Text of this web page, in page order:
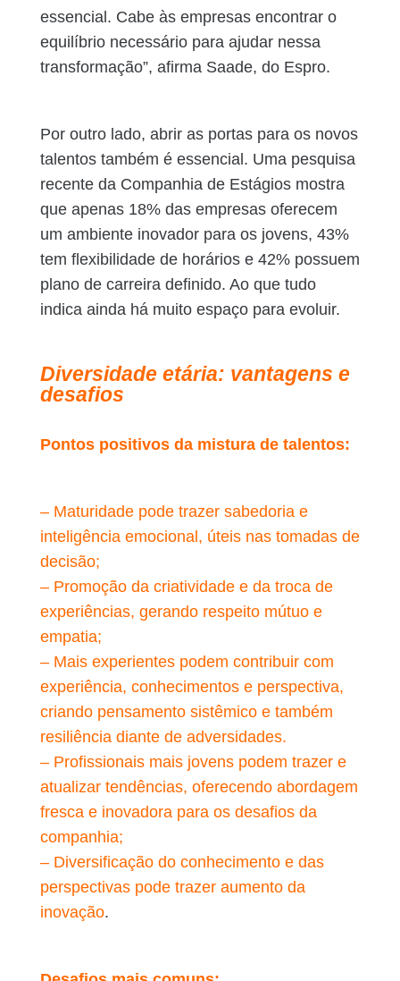
essencial. Cabe às empresas encontrar o
equilíbrio necessário para ajudar nessa
transformação”, afirma Saade, do Espro.
Por outro lado, abrir as portas para os novos
talentos também é essencial. Uma pesquisa
recente da Companhia de Estágios mostra
que apenas 18% das empresas oferecem
um ambiente inovador para os jovens, 43%
tem flexibilidade de horários e 42% possuem
plano de carreira definido. Ao que tudo
indica ainda há muito espaço para evoluir.
Diversidade etária: vantagens e
desafios
Pontos positivos da mistura de talentos:
– Maturidade pode trazer sabedoria e
inteligência emocional, úteis nas tomadas de
decisão;
– Promoção da criatividade e da troca de
experiências, gerando respeito mútuo e
empatia;
– Mais experientes podem contribuir com
experiência, conhecimentos e perspectiva,
criando pensamento sistêmico e também
resiliência diante de adversidades.
– Profissionais mais jovens podem trazer e
atualizar tendências, oferecendo abordagem
fresca e inovadora para os desafios da
companhia;
– Diversificação do conhecimento e das
perspectivas pode trazer aumento da
inovação.